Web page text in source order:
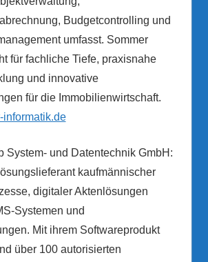
Budgetcontrolling und
umfasst. Sommer
für fachliche Tiefe, praxisnahe
und innovative
für die Immobilienwirtschaft.
informatik.de
System- und Datentechnik GmbH:
kaufmännischer
digitaler Aktenlösungen
Systemen und
Mit ihrem Softwareprodukt
über 100 autorisierten